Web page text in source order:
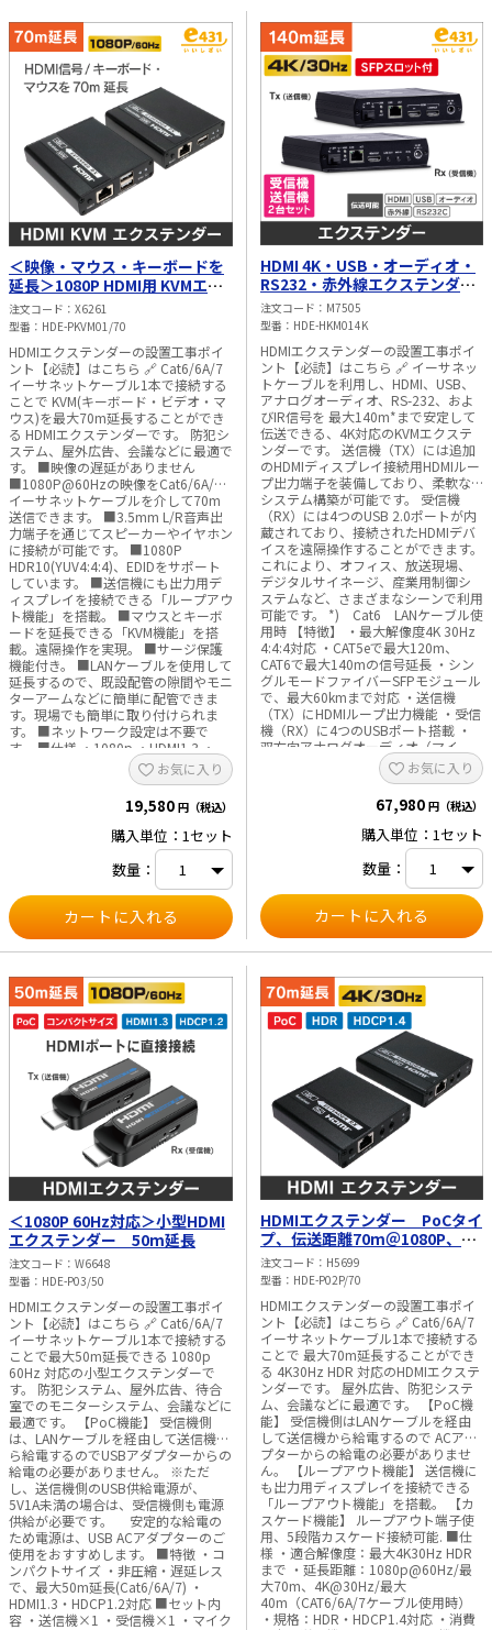
さが適しており、短すぎると信号が
強すぎて表示ができない場合が、長
すぎると出力の品質が低くなる可能
性があります。 ※映像が表示される
まで通常30秒～1分程度の時間がかか
ります。これは、機器間認識の為によ
るものです。 弊社取り扱いHDMIエク
ステンダー比較表
＜映像・マウス・キーボードを
延長＞1080P HDMI用 KVMエク
ステンダー ＜70m＞
注文コード
X6261
型番
HDE-PKVM01/70
HDMIエクステンダーの設置工事ポイ
ント【必読】はこちら 🔗 Cat6/6A/7
イーサネットケーブル1本で接続する
ことで KVM(キーボード・ビデオ・マ
ウス)を最大70m延長することができ
る HDMIエクステンダーです。 防犯シ
ステム、屋外広告、会議などに最適で
す。 ■映像の遅延がありません
■1080P@60Hzの映像をCat6/6A/7
イーサネットケーブルを介して70m
送信できます。 ■3.5mm L/R音声出
力端子を通じてスピーカーやイヤホン
に接続が可能です。 ■1080P
HDR10(YUV4:4:4)、EDIDをサポート
しています。 ■送信機にも出力用デ
ィスプレイを接続できる「ループアウ
ト機能」を搭載。 ■マウスとキーボ
ードを延長できる「KVM機能」を搭
載。遠隔操作を実現。 ■サージ保護
機能付き。 ■LANケーブルを使用して
延長するので、既設配管の隙間やモニ
ターアームなどに簡単に配管できま
す。現場でも簡単に取り付けられま
す。 ■ネットワーク設定は不要で
す。 ■仕様 ・1080p ・HDMI1.3 ・
70m延長(Cat6/6A/7) ・HDCP1.4対応
・電源アダプター×2 、USBケーブ
ル、取り扱い説明書 付属 ※本製品
には接続用HDMIケーブル・イーサネ
ットケーブルは付属していません。別
途HDMIケーブル・イーサネットケー
ブルをご用意ください。
※UTP/STP Cat6/Cat6A/Cat7 標準
のIEEE-568B結線に従い、 損失とクロ
ストークの少ないイーサネットケーブ
ルをお勧めします。 ケーブルの長さ
は2~70mの長さが適しており、短す
場合が、長すぎると出力の品質が低く
なる可能性があります。 ※映像が表
示されるまで通常30秒～1分程度の時
間がかかります。これは、機器間認識
の為によるものです。 弊社取り扱い
HDMIエクステンダー比較表
お気に入り
19,580 円（税込）
購入単位：1セット
数量：
HDMI 4K・USB・オーディオ・
RS232・赤外線エクステンダー
SFPスロット付【最大140m】
注文コード
M7505
型番
HDE-HKM014K
HDMIエクステンダーの設置工事ポイ
ント【必読】はこちら 🔗 イーサネッ
トケーブルを利用し、HDMI、USB、
アナログオーディオ、RS-232、およ
びIR信号を 最大140m*まで安定して
伝送できる、4K対応のKVMエクステ
ンダーです。 送信機（TX）には追加
のHDMIディスプレイ接続用HDMIルー
プ出力端子を装備しており、柔軟な
システム構築が可能です。 受信機
（RX）には4つのUSB 2.0ポートが内
蔵されており、接続されたHDMIデバ
イスを遠隔操作することができます。
これにより、オフィス、放送現場、
デジタルサイネージ、産業用制御シ
ステムなど、さまざまなシーンで利用
可能です。 *) Cat6 LANケーブル使
用時 【特徴】 ・最大解像度4K 30Hz
4:4:4対応 ・CAT5eで最大120m、
CAT6で最大140mの信号延長 ・シン
グルモードファイバーSFPモジュール
で、最大60kmまで対応 ・送信機
（TX）にHDMIループ出力機能 ・受信
機（RX）に4つのUSBポート搭載 ・
双方向アナログオーディオ（マイ
ク・ヘッドフォン）対応 ・IR、
RS232伝送およびEDID管理に対応
お気に入り
67,980 円（税込）
購入単位：1セット
数量：
＜1080P 60Hz対応＞小型HDMI
エクステンダー 50m延長
注文コード
W6648
型番
HDE-P03/50
HDMIエクステンダーの設置工事ポイ
ント【必読】はこちら 🔗 Cat6/6A/7
イーサネットケーブル1本で接続する
ことで最大50m延長できる 1080p
60Hz 対応の小型エクステンダーで
す。 防犯システム、屋外広告、待合
室でのモニターシステム、会議などに
最適です。 【PoC機能】 受信機側
は、LANケーブルを経由して送信機か
ら給電するのでUSBアダプターからの
給電の必要がありません。 ※ただ
し、送信機側のUSB供給電源が、
5V1A未満の場合は、受信機側も電源
供給が必要です。 安定的な給電の
ため電源は、USB ACアダプターのご
使用をおすすめします。 ■特徴 ・コ
ンパクトサイズ ・非圧縮・遅延レス
で、最大50m延長(Cat6/6A/7) ・
HDMI1.3・HDCP1.2対応 ■セット内
容 ・送信機×1 ・受信機×1 ・マイク
HDMIエクステンダー PoCタイ
プ、伝送距離70m＠1080P、
40m@4K 30Hz
注文コード
H5699
型番
HDE-P02P/70
HDMIエクステンダーの設置工事ポイ
ント【必読】はこちら 🔗 Cat6/6A/7
イーサネットケーブル1本で接続する
ことで 最大70m延長することができ
る 4K30Hz HDR 対応のHDMIエクステ
ンダーです。 屋外広告、防犯システ
ム、会議などに最適です。 【PoC機
能】 受信機側はLANケーブルを経由
して送信機から給電するので ACアダ
プターからの給電の必要がありませ
ん。 【ループアウト機能】 送信機に
も出力用ディスプレイを接続できる
「ループアウト機能」を搭載。 【カ
スケード機能】 ループアウト端子使
用、5段階カスケード接続可能. ■仕
様 ・適合解像度：最大4K30Hz HDR
まで ・延長距離：1080p@60Hz/最
大70m、4K@30Hz/最大
40m（CAT6/6A/7ケーブル使用時）
・規格：HDR・HDCP1.4対応 ・消費